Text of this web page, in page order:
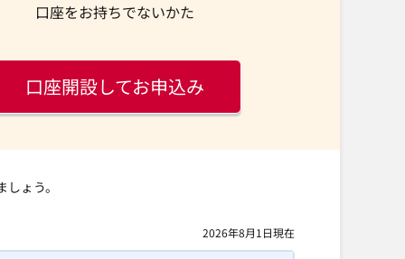
口座をお持ちでないかた
口座開設してお申込み
ょう。
2026年8月1日現在